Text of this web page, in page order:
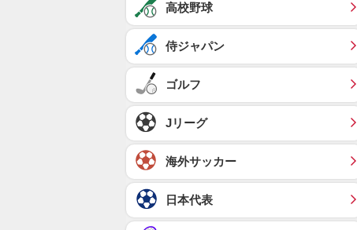
高校野球
侍ジャパン
ゴルフ
Jリーグ
海外サッカー
日本代表